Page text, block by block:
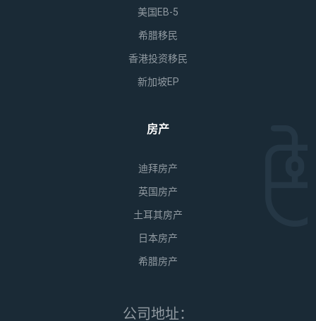
美国EB-5
希腊移民
香港投资移民
新加坡EP
房产
迪拜房产
英国房产
土耳其房产
日本房产
希腊房产
公司地址：